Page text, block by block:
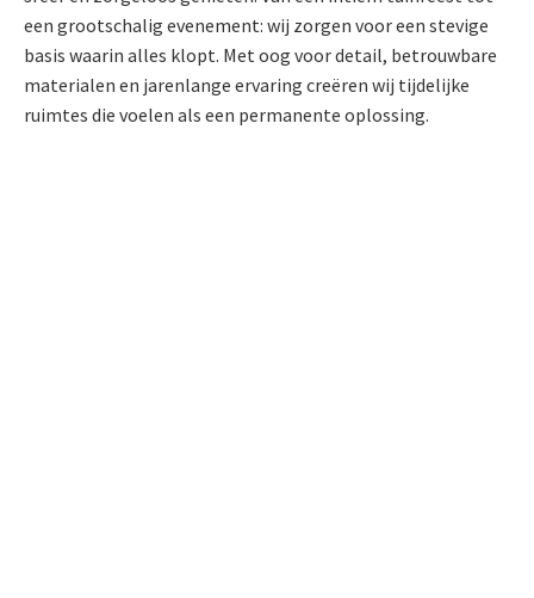
een grootschalig evenement: wij zorgen voor een stevige
basis waarin alles klopt. Met oog voor detail, betrouwbare
materialen en jarenlange ervaring creëren wij tijdelijke
ruimtes die voelen als een permanente oplossing.